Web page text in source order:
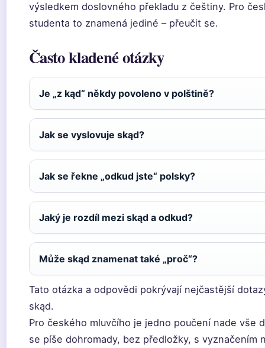
výsledkem doslovného překladu z češtiny. Pro
studenta to znamená jediné – přeučit se.
Často kladené otázky
Je „z kąd“ někdy povoleno v polštině?
Jak se vyslovuje skąd?
Jak se řekne „odkud jste“ polsky?
Jaký je rozdíl mezi skąd a odkud?
Může skąd znamenat také „proč“?
Tato otázka a odpovědi pokrývají nejčastější
skąd.
Pro českého mluvčího je jedno poučení nade vše
se píše dohromady, bez předložky, s vyznačením